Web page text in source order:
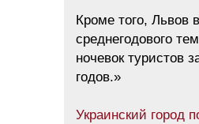
Кроме того, Львов
среднегодового
ночевок туристов
годов.»
Украинский город